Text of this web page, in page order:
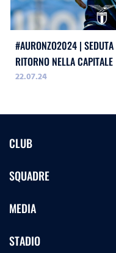
#AURONZO2024 |
RITORNO NELLA CAPITALE
22.07.24
CLUB
SQUADRE
MEDIA
STADIO